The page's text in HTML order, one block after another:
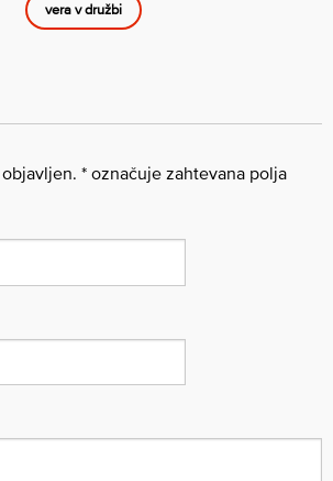
vera v družbi
* označuje zahtevana polja